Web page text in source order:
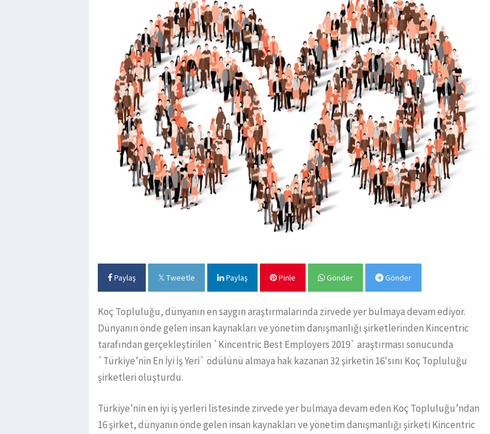
Paylaş Tweetle Paylaş Pinle Gönder Gönder
Koç Topluluğu, dünyanın en saygın araştırmalarında zirvede yer bulmaya devam ediyor.
Dünyanın önde gelen insan kaynakları ve yönetim danışmanlığı şirketlerinden Kincentric
tarafından gerçekleştirilen `Kincentric Best Employers 2019` araştırması sonucunda
`Türkiye’nin En İyi İş Yeri` ödülünü almaya hak kazanan 32 şirketin 16'sını Koç Topluluğu
şirketleri oluşturdu.
Türkiye’nin en iyi iş yerleri listesinde zirvede yer bulmaya devam eden Koç Topluluğu’ndan
16 şirket, dünyanın önde gelen insan kaynakları ve yönetim danışmanlığı şirketi Kincentric